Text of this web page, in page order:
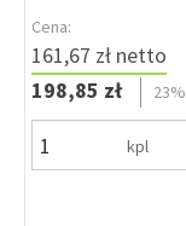
Cena:
161,67 zł netto
198,85 zł
23%
kpl